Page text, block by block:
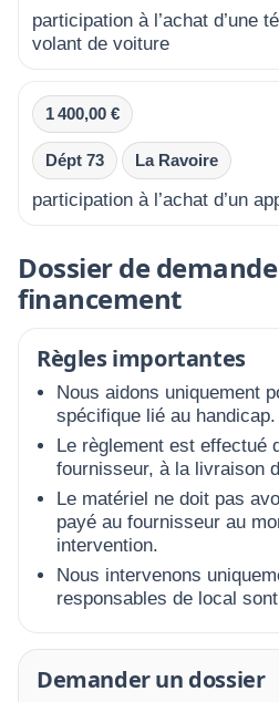
participation à l’achat d’une
volant de voiture
1 400,00 €
Dépt 73 La Ravoire
participation à l’achat d’un
Dossier de
financement
Règles importantes
Nous aidons uniquement
spécifique lié au handicap.
Le règlement est effectué
fournisseur, à la livraison
Le matériel ne doit pas
payé au fournisseur au
intervention.
Nous intervenons
responsables de local
Demander un dossier